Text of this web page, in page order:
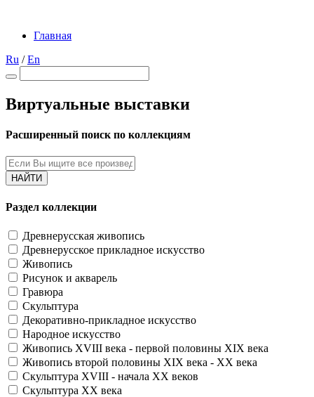
Главная
Ru /En
Виртуальные выставки
Расширенный поиск по коллекциям
НАЙТИ
Раздел коллекции
Древнерусская живопись
Древнерусское прикладное искусство
Живопись
Рисунок и акварель
Гравюра
Скульптура
Декоративно-прикладное искусство
Народное искусство
Живопись XVIII века - первой половины XIX века
Живопись второй половины XIX века - XX века
Скульптура XVIII - начала XX веков
Скульптура XX века